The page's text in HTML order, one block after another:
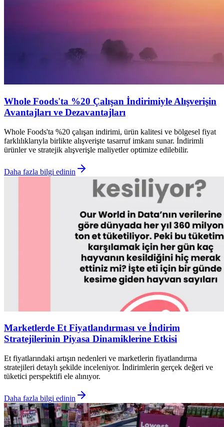
Whole Foods'ta %20 Çalışan İndirimiyle Alışverişin
Avantajları ve Dezavantajları
Whole Foods'ta %20 çalışan indirimi, ürün kalitesi ve bölgesel fiyat
farklılıklarıyla birlikte alışverişte tasarruf imkanı sunar. İndirimli
ürünler ve stratejik alışverişle maliyetler optimize edilebilir.
Daha fazla bilgi edinin
Marketlerde Et Fiyatlandırması ve İndirim
Stratejilerinin Piyasa Dinamiklerine Etkisi
Et fiyatlarındaki artışın nedenleri ve marketlerin fiyatlandırma
stratejileri detaylı şekilde inceleniyor. İndirimlerin gerçek değeri ve
tüketici perspektifi ele alınıyor.
Daha fazla bilgi edinin